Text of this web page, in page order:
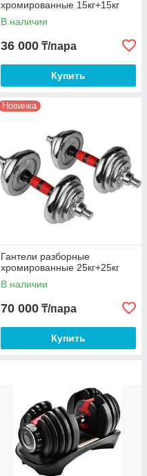
хромированные 15кг+15кг
В наличии
36 000 ₸/пара
Купить
Новинка
Гантели разборные
хромированные 25кг+25кг
В наличии
70 000 ₸/пара
Купить